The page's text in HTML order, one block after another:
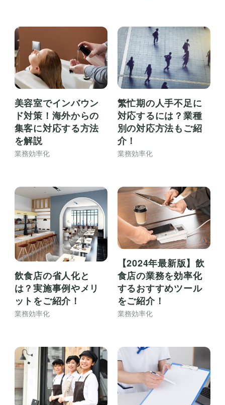
美容室でインバウン
ド対策！海外からの
集客に対応する方法
を解説
業務効率化
繁忙期の人手不足に
対応するには？業種
別の対応方法もご紹
介！
業務効率化
飲食店の省人化と
は？実施事例やメリ
ットをご紹介！
業務効率化
【2024年最新版】飲
食店の業務を効率化
するおすすめツール
をご紹介！
業務効率化